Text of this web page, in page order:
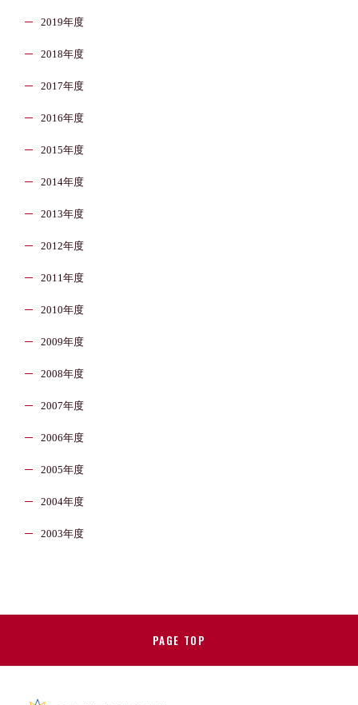
2019年度
2018年度
2017年度
2016年度
2015年度
2014年度
2013年度
2012年度
2011年度
2010年度
2009年度
2008年度
2007年度
2006年度
2005年度
2004年度
2003年度
PAGE TOP